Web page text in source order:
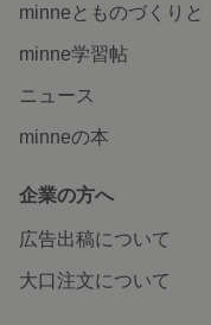
minneとものづくりと
minne学習帖
ニュース
minneの本
企業の方へ
広告出稿について
大口注文について